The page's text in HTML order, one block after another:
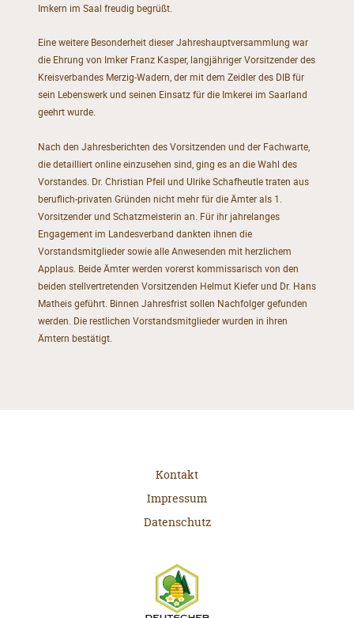
Imkern im Saal freudig begrüßt.
Eine weitere Besonderheit dieser Jahreshauptversammlung war
die Ehrung von Imker Franz Kasper, langjähriger Vorsitzender des
Kreisverbandes Merzig-Wadern, der mit dem Zeidler des DIB für
sein Lebenswerk und seinen Einsatz für die Imkerei im Saarland
geehrt wurde.
Nach den Jahresberichten des Vorsitzenden und der Fachwarte,
die detailliert online einzusehen sind, ging es an die Wahl des
Vorstandes. Dr. Christian Pfeil und Ulrike Schafheutle traten aus
beruflich-privaten Gründen nicht mehr für die Ämter als 1.
Vorsitzender und Schatzmeisterin an. Für ihr jahrelanges
Engagement im Landesverband dankten ihnen die
Vorstandsmitglieder sowie alle Anwesenden mit herzlichem
Applaus. Beide Ämter werden vorerst kommissarisch von den
beiden stellvertretenden Vorsitzenden Helmut Kiefer und Dr. Hans
Matheis geführt. Binnen Jahresfrist sollen Nachfolger gefunden
werden. Die restlichen Vorstandsmitglieder wurden in ihren
Ämtern bestätigt.
Kontakt
Impressum
Datenschutz